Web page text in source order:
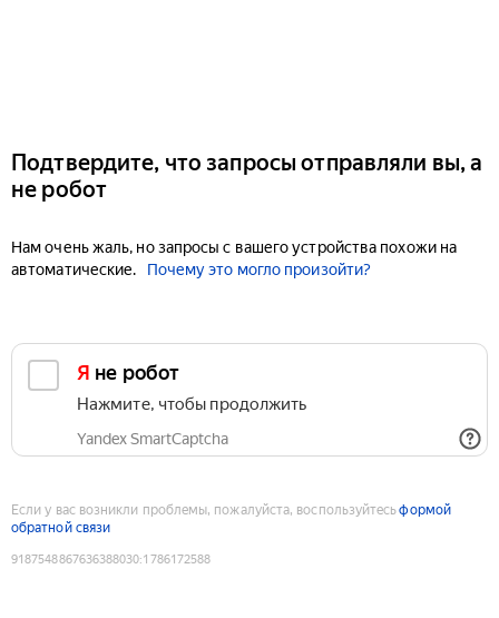
Подтвердите, что запросы отправляли вы, а
не робот
Нам очень жаль, но запросы с вашего устройства похожи на
автоматические.
Почему это могло произойти?
Я не робот
Нажмите, чтобы продолжить
Yandex SmartCaptcha
Если у вас возникли проблемы, пожалуйста, воспользуйтесьформой
обратной связи
9187548867636388030:1786172588